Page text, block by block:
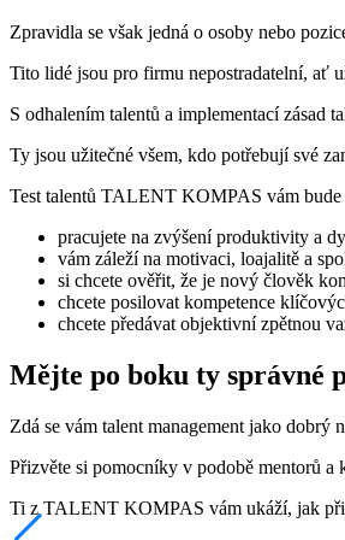
Zpravidla se však jedná o osoby nebo
Tito lidé jsou pro firmu nepostradatelní, ať
S odhalením talentů a implementací
Ty jsou užitečné všem, kdo potřebují své
Test talentů TALENT KOMPAS vám bude
pracujete na zvýšení produktivity a
vám záleží na motivaci, loajalitě a
si chcete ověřit, že je nový člověk
chcete posilovat kompetence
chcete předávat objektivní zpětnou
Mějte po boku ty správné
Zdá se vám talent management jako dobrý
Přizvěte si pomocníky v podobě mentorů a
Ti z TALENT KOMPAS vám ukáží, jak